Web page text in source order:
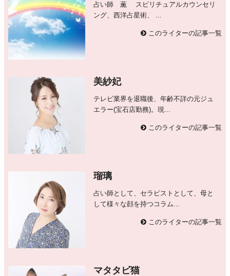
占い師 薫 スピリチュアルカウンセリ
ング、西洋占星術、 ...
このライターの記事一覧
美紗妃
テレビ業界を退職後、年齢不詳の元ジュ
エラー(宝石店勤務)。現...
このライターの記事一覧
瑠璃
占い師として、セラピストとして、母と
して様々な顔を持つコラム...
このライターの記事一覧
マタタビ猫